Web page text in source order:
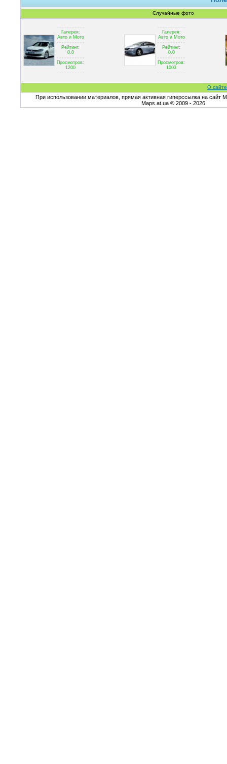
Случайные фото
Галерея:
Авто и Мото
Рейтинг:
0.0
Просмотров:
1200
Галерея:
Авто и Мото
Рейтинг:
0.0
Просмотров:
1003
О
При использовании материалов, прямая активная гиперссылка на сайт
Maps.at.ua © 2009 - 2026